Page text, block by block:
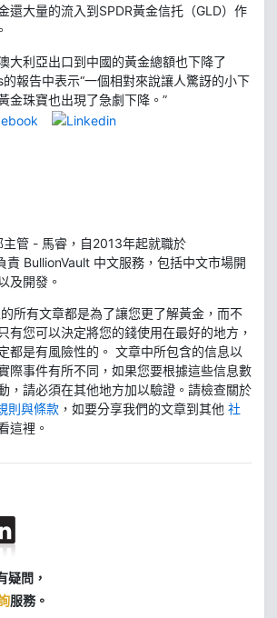
還大量的流入到SPDR黃金信托（GLD）作
大利亞出口到中國的黃金總額也下降了
報告中表示“一個相對來說讓人驚訝的小下
金珠寶也出現了急劇下降。”
主管 - 馬睿，自2013年起就職於
責 BullionVault 中文服務，包括中文市場開
及開發。
所有文章都是為了讓您更了解黃金，而不
有您可以決定將您的錢使用在最好的地方，
都是有風險性的。 文章中所包含的信息以
際事件有所不同，如果您要根據這些信息數
，請必須在其他地方加以驗證。請檢查關於
則與條款 ，如要分享我們的文章到其他 社
這裡。
問，
服務。